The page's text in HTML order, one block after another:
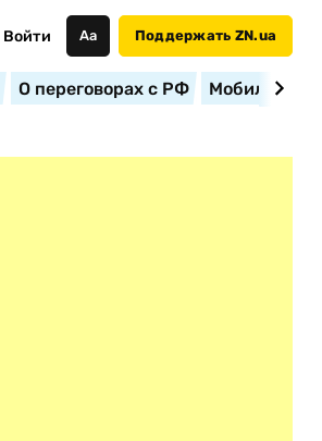
Войти Аа Поддержать ZN.ua
О переговорах с РФ